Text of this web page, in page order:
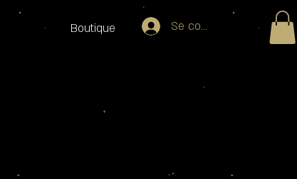
Boutique Se connecter